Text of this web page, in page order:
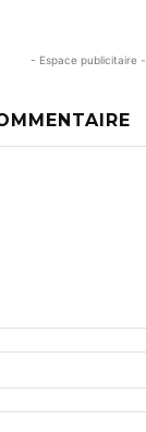
- Espace publicitaire -